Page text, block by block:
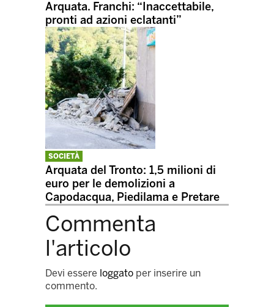
Arquata. Franchi: “Inaccettabile,
pronti ad azioni eclatanti”
SOCIETÀ
Arquata del Tronto: 1,5 milioni di
euro per le demolizioni a
Capodacqua, Piedilama e Pretare
Commenta
l'articolo
Devi essere loggato per inserire un
commento.